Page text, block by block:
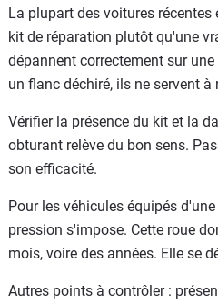
La plupart des voitures
kit de réparation plutôt qu'une
dépannent correctement sur
un flanc déchiré, ils ne servent à
Vérifier la présence du kit et la
obturant relève du bon sens.
son efficacité.
Pour les véhicules équipés
pression s'impose. Cette roue
mois, voire des années. Elle se
Autres points à contrôler :